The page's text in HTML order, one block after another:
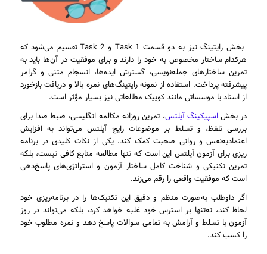
بخش رایتینگ نیز به دو قسمت Task 1 و Task 2 تقسیم می‌شود که
هرکدام ساختار مخصوص به خود را دارند و برای موفقیت در آن‌ها باید به
تمرین ساختارهای جمله‌نویسی، گسترش ایده‌ها، انسجام متنی و گرامر
پیشرفته پرداخت. استفاده از نمونه رایتینگ‌های نمره بالا و دریافت بازخورد
از استاد یا موسساتی مانند کوییک مطالعاتی نیز بسیار مؤثر است.
در بخشاسپیکینگ آیلتس، تمرین روزانه مکالمه انگلیسی، ضبط صدا برای
بررسی تلفظ، و تسلط بر موضوعات رایج آیلتس می‌تواند به افزایش
اعتمادبه‌نفس و روانی صحبت کمک کند. یکی از نکات کلیدی در برنامه
ریزی برای آزمون آیلتس این است که تنها مطالعه منابع کافی نیست، بلکه
تمرین تکنیکی و شناخت کامل ساختار آزمون و استراتژی‌های پاسخ‌دهی
است که موفقیت واقعی را رقم می‌زند.
اگر داوطلب به‌صورت منظم و دقیق این تکنیک‌ها را در برنامه‌ریزی خود
لحاظ کند، نه‌تنها بر استرس خود غلبه خواهد کرد، بلکه می‌تواند در روز
آزمون با تسلط و آرامش به تمامی سوالات پاسخ دهد و نمره مطلوب خود
را کسب کند.